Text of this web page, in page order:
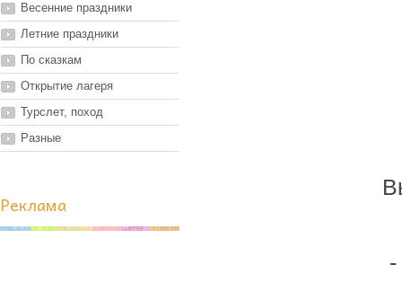
Весенние праздники
Летние праздники
По сказкам
Открытие лагеря
Турслет, поход
Разные
Реклама
-